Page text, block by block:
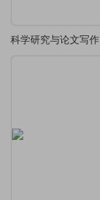
科学研究与论文写作